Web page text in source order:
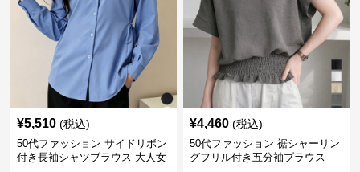
¥5,510 (税込)
50代ファッション サイドリボン
付き長袖シャツブラウス 大人女
¥4,460 (税込)
50代ファッション 裾シャーリン
グフリル付き五分袖ブラウス